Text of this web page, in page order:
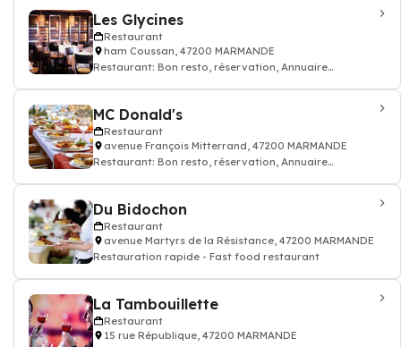
Les Glycines
Restaurant
ham Coussan, 47200 MARMANDE
Restaurant: Bon resto, réservation, Annuaire
MC Donald's
Restaurant
avenue François Mitterrand, 47200 MARMANDE
Restaurant: Bon resto, réservation, Annuaire
Du Bidochon
Restaurant
avenue Martyrs de la Résistance, 47200 MARMANDE
Restauration rapide - Fast food restaurant
La Tambouillette
Restaurant
15 rue République, 47200 MARMANDE